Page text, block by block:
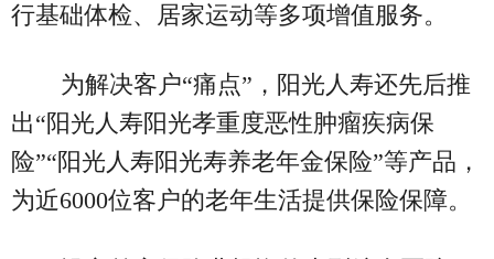
行基础体检、居家运动等多项增值服务。
为解决客户“痛点”，阳光人寿还先后推
出“阳光人寿阳光孝重度恶性肿瘤疾病保
险”“阳光人寿阳光寿养老年金保险”等产品，
为近6000位客户的老年生活提供保险保障。